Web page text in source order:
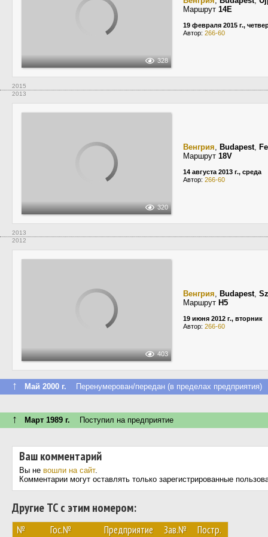
328
Маршрут 14E
19 февраля 2015 г.,
Автор: 266-60
2015
2013
320
Венгрия, Budapest,
Маршрут 18V
14 августа 2013 г., среда
Автор: 266-60
2013
2012
403
Венгрия, Budapest,
Маршрут H5
19 июня 2012 г., вторник
Автор: 266-60
↑ Май 2000 г. Перенумерован/передан (в пределах предприятия)
↑ Март 1989 г. Поступил на предприятие
Ваш комментарий
Вы не вошли на сайт.
Комментарии могут оставлять только зарегистрированные
Другие ТС с этим номером:
№ Гос.№ Предприятие Зав.№ Постр.